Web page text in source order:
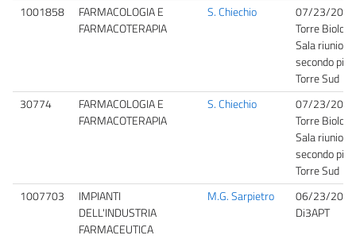
1001858
FARMACOLOGIA E
FARMACOTERAPIA
S. Chiechio
07/23/
Torre
Sala riunioni
secondo
Torre Sud
30774
FARMACOLOGIA E
FARMACOTERAPIA
S. Chiechio
07/23/
Torre
Sala riunioni
secondo
Torre Sud
1007703
IMPIANTI
DELL'INDUSTRIA
FARMACEUTICA
M.G. Sarpietro
06/23/
Di3APT